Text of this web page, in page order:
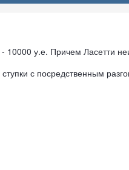
у.е. Причем Ласетти
с посредственным